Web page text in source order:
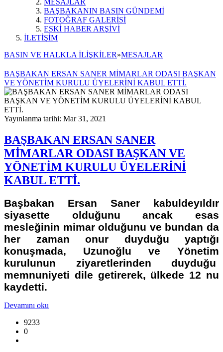
MESAJLAR
BAŞBAKANIN BASIN GÜNDEMİ
FOTOĞRAF GALERİSİ
ESKİ HABER ARŞİVİ
İLETİŞİM
BASIN VE HALKLA İLİŞKİLER»MESAJLAR
BAŞBAKAN ERSAN SANER MİMARLAR ODASI BAŞKAN
VE YÖNETİM KURULU ÜYELERİNİ KABUL ETTİ.
Yayınlanma tarihi: Mar 31, 2021
BAŞBAKAN ERSAN SANER
MİMARLAR ODASI BAŞKAN VE
YÖNETİM KURULU ÜYELERİNİ
KABUL ETTİ.
Başbakan Ersan Saner kabuldeyıldır
siyasette olduğunu ancak esas
mesleğinin mimar olduğunu ve bundan da
her zaman onur duyduğu yaptığı
konuşmada, Uzunoğlu ve Yönetim
kurulunun ziyaretlerinden duyduğu
memnuniyeti dile getirerek, ülkede 12 nu
kaydetti.
Devamını oku
9233
0